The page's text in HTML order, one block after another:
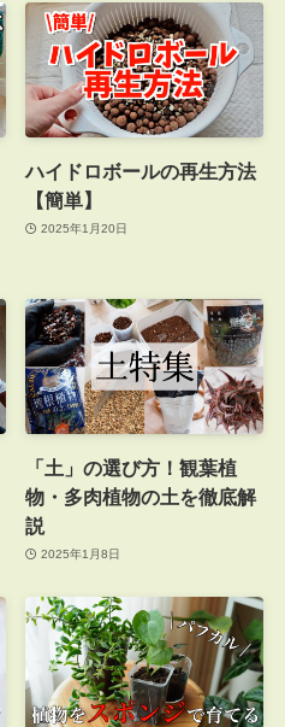
ハイドロボールの再生方法
【簡単】
2025年1月20日
「土」の選び方！観葉植
物・多肉植物の土を徹底解
説
2025年1月8日